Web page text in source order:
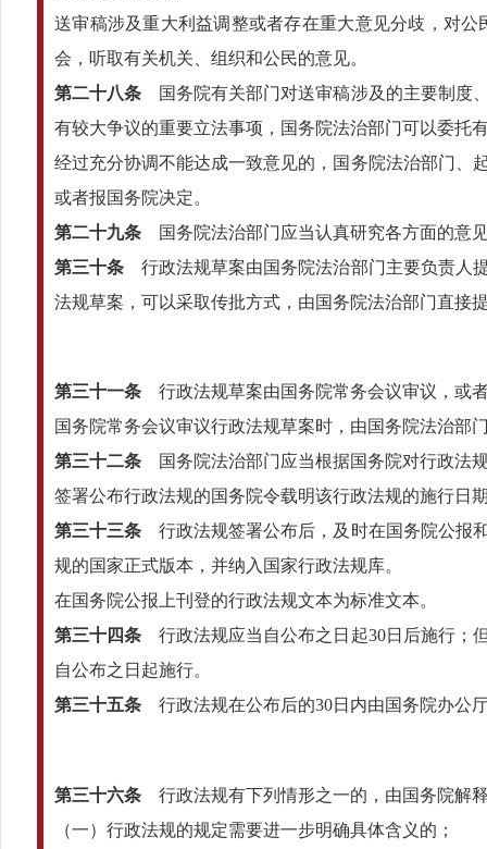
送审稿涉及重大利益调整或者存在重大意见分歧，对
会，听取有关机关、组织和公民的意见。
第二十八条 国务院有关部门对送审稿涉及的主要制度
有较大争议的重要立法事项，国务院法治部门可以委托
经过充分协调不能达成一致意见的，国务院法治部门、
或者报国务院决定。
第二十九条 国务院法治部门应当认真研究各方面的意
第三十条 行政法规草案由国务院法治部门主要负责人
法规草案，可以采取传批方式，由国务院法治部门直接
第三十一条 行政法规草案由国务院常务会议审议，或
国务院常务会议审议行政法规草案时，由国务院法治部
第三十二条 国务院法治部门应当根据国务院对行政法
签署公布行政法规的国务院令载明该行政法规的施行日
第三十三条 行政法规签署公布后，及时在国务院公报
规的国家正式版本，并纳入国家行政法规库。
在国务院公报上刊登的行政法规文本为标准文本。
第三十四条 行政法规应当自公布之日起30日后施行；
自公布之日起施行。
第三十五条 行政法规在公布后的30日内由国务院办公
第三十六条 行政法规有下列情形之一的，由国务院解
（一）行政法规的规定需要进一步明确具体含义的；